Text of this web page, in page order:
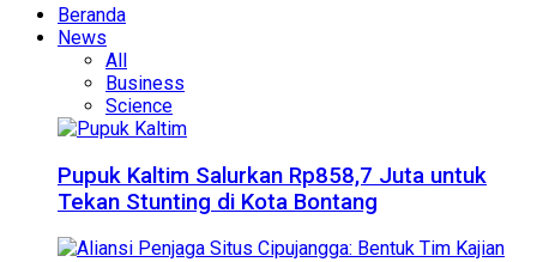
Beranda
News
All
Business
Science
Pupuk Kaltim Salurkan Rp858,7 Juta untuk
Tekan Stunting di Kota Bontang